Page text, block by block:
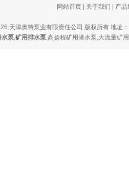
网站首页| 关于我们 产品
天津奥特泵业有限责任公司 版权所有 地址
水泵,矿用排水泵,高扬程矿用潜水泵,大流量矿